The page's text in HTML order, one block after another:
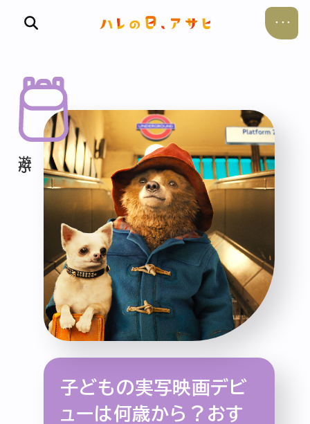
食べる
飲む
暮らす
遊ぶ
考える
特集記事 連載 アサヒの人 歴史
夏のビール特集2025 ビール
子どもの実写映画デビ
ューは何歳から？おす